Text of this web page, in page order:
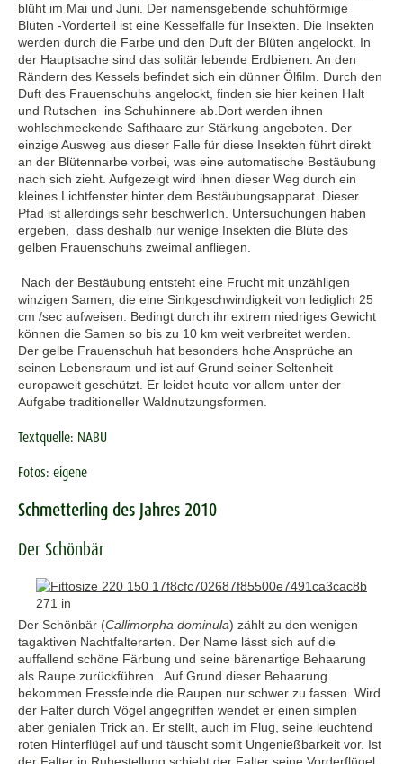
blüht im Mai und Juni. Der namensgebende schuhförmige
Blüten -Vorderteil ist eine Kesselfalle für Insekten. Die Insekten
werden durch die Farbe und den Duft der Blüten angelockt. In
der Hauptsache sind das solitär lebende Erdbienen. An den
Rändern des Kessels befindet sich ein dünner Ölfilm. Durch den
Duft des Frauenschuhs angelockt, finden sie hier keinen Halt
und Rutschen ins Schuhinnere ab.Dort werden ihnen
wohlschmeckende Safthaare zur Stärkung angeboten. Der
einzige Ausweg aus dieser Falle für diese Insekten führt direkt
an der Blütennarbe vorbei, was eine automatische Bestäubung
nach sich zieht. Aufgezeigt wird ihnen dieser Weg durch ein
kleines Lichtfenster hinter dem Bestäubungsapparat. Dieser
Pfad ist allerdings sehr beschwerlich. Untersuchungen haben
ergeben, dass deshalb nur wenige Insekten die Blüte des
gelben Frauenschuhs zweimal anfliegen.
Nach der Bestäubung entsteht eine Frucht mit unzähligen
winzigen Samen, die eine Sinkgeschwindigkeit von lediglich 25
cm /sec aufweisen. Bedingt durch ihr extrem niedriges Gewicht
können die Samen so bis zu 10 km weit verbreitet werden.
Der gelbe Frauenschuh hat besonders hohe Ansprüche an
seinen Lebensraum und ist auf Grund seiner Seltenheit
europaweit geschützt. Er leidet heute vor allem unter der
Aufgabe traditioneller Waldnutzungsformen.
Textquelle: NABU
Fotos: eigene
Schmetterling des Jahres 2010
Der Schönbär
Der Schönbär (Callimorpha dominula) zählt zu den wenigen
tagaktiven Nachtfalterarten. Der Name lässt sich auf die
auffallend schöne Färbung und seine bärenartige Behaarung
als Raupe zurückführen. Auf Grund dieser Behaarung
bekommen Fressfeinde die Raupen nur schwer zu fassen. Wird
der Falter durch Vögel angegriffen wendet er einen simplen
aber genialen Trick an. Er stellt, auch im Flug, seine leuchtend
roten Hinterflügel auf und täuscht somit Ungenießbarkeit vor. Ist